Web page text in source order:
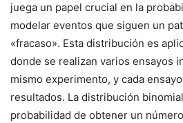
juega un papel crucial en la
modelar eventos que siguen un
«fracaso». Esta distribución es
donde se realizan varios ensayos
mismo experimento, y cada
resultados. La distribución
probabilidad de obtener un